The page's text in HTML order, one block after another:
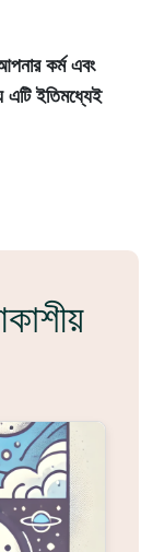
কর্ম এবং
এটি ইতিমধ্যেই